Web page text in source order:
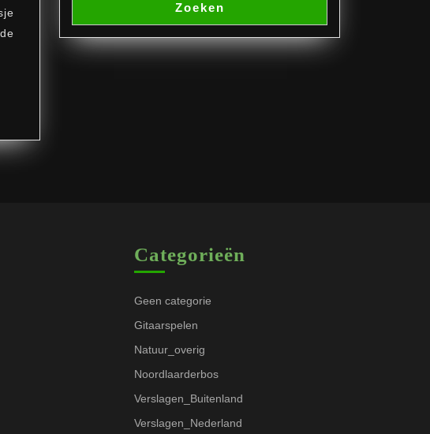
Zoeken
Categorieën
Geen categorie
Gitaarspelen
Natuur_overig
Noordlaarderbos
Verslagen_Buitenland
Verslagen_Nederland